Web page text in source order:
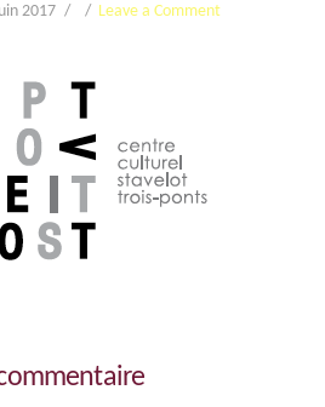
2017 Leave a Comment